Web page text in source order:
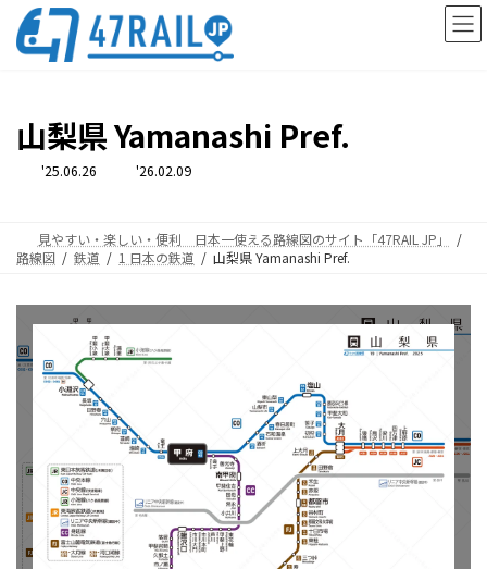
山梨県 Yamanashi Pref.
'25.06.26 最
終
時
:
'26.02.09
見やすい・楽しい・便利 日本一使える路線図のサイト「47RAIL JP」
路線図
鉄道 1 日本の鉄道 山梨県 Yamanashi Pref.